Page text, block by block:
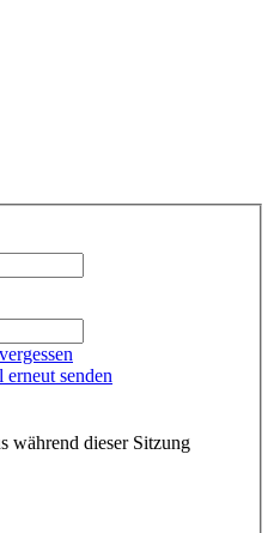
senden
während dieser Sitzung